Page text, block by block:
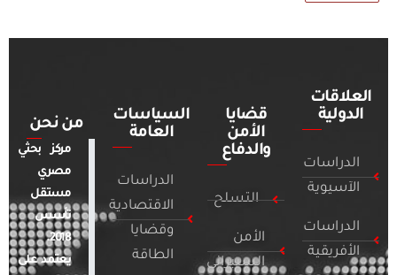
العلاقات
الدولية
الدراسات
الآسيوية
الدراسات
الأفريقية
قضايا
الأمن
والدفاع
التسلح
الأمن
السيبراني
السياسات
العامة
الدراسات
الاقتصادية
وقضايا
الطاقة
من نحن
مركز بحثي
مصري
مستقل
تأسس
2018.
يعتمد على